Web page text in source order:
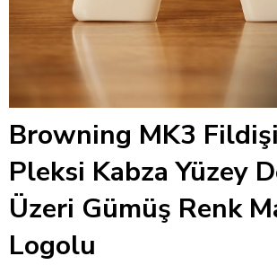
Browning MK3
Pleksi Kabza Yüzey
Üzeri Gümüş Renk
Logolu